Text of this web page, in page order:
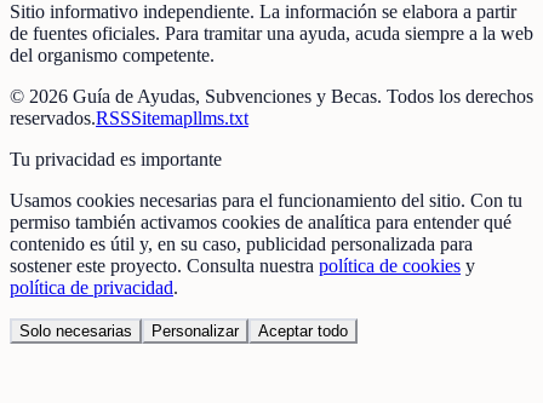
Sitio informativo independiente. La información se elabora a partir
de fuentes oficiales. Para tramitar una ayuda, acuda siempre a la web
del organismo competente.
© 2026 Guía de Ayudas, Subvenciones y Becas. Todos los derechos
reservados.RSSSitemapllms.txt
Tu privacidad es importante
Usamos cookies necesarias para el funcionamiento del sitio. Con tu
permiso también activamos cookies de analítica para entender qué
contenido es útil y, en su caso, publicidad personalizada para
sostener este proyecto. Consulta nuestra política de cookies y
política de privacidad.
Solo necesarias Personalizar Aceptar todo